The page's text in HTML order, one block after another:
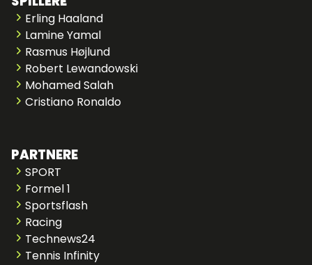
Erling Haaland
Lamine Yamal
Rasmus Højlund
Robert Lewandowski
Mohamed Salah
Cristiano Ronaldo
PARTNERE
SPORT
Formel 1
Sportsflash
Racing
Technews24
Tennis Infinity